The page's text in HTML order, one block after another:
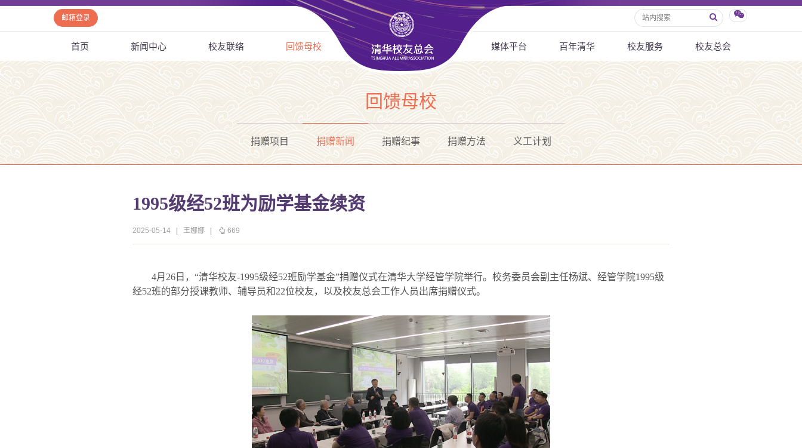
邮箱登录
首页 新闻中心 校友联络 回馈母校 媒体平台 百年清华 校友服务 校友总会
回馈母校
捐赠项目 捐赠新闻 捐赠纪事 捐赠方法 义工计划
1995级经52班为励学基金续资
2025-05-14 王娜娜 669
4月 26 日，“清华校友-1995级经52班励学基金”捐赠仪式在清华大学经管学院举行。校务委员会副主任杨斌、经管学院1995级
经52班的部分授课教师、辅导员和22位校友，以及校友总会工作人员出席捐赠仪式。